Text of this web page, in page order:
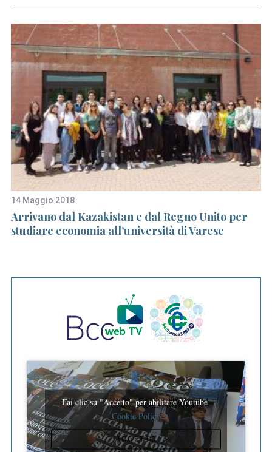
14 Maggio 2018
Arrivano dal Kazakistan e dal Regno Unito per
studiare economia all’università di Varese
Fai clic su "Accetto" per abilitare Youtube
Cookie Policy
ACCETTO